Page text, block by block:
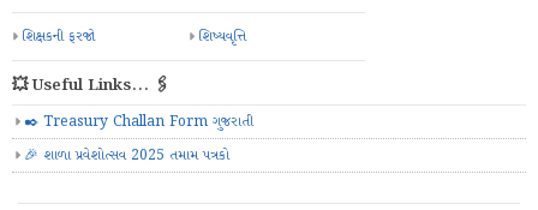
શિક્ષકની ફરજો શિષ્યવૃત્તિ
💥 Useful Links... 🖇️
✒️ Treasury Challan Form ગુજરાતી
🎉 શાળા પ્રવેશોત્સવ 2025 તમામ પત્રકો